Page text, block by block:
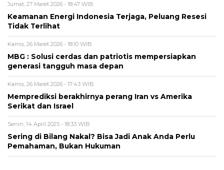
Jumat, 27 Maret 2026 - 18:47 WIB
Keamanan Energi Indonesia Terjaga, Peluang Resesi
Tidak Terlihat
Kamis, 26 Maret 2026 - 18:10 WIB
MBG : Solusi cerdas dan patriotis mempersiapkan
generasi tangguh masa depan
Kamis, 26 Maret 2026 - 17:43 WIB
Memprediksi berakhirnya perang Iran vs Amerika
Serikat dan Israel
Senin, 14 April 2025 - 18:33 WIB
Sering di Bilang Nakal? Bisa Jadi Anak Anda Perlu
Pemahaman, Bukan Hukuman